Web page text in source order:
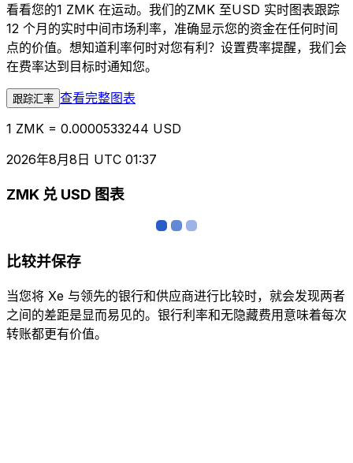
看看您的1 ZMK 在运动。我们的ZMK 至USD 实时图表跟踪
12 个月的实时中间市场利率，准确显示您的资金在任何时间
点的价值。想知道利率何时对您有利？设置费率提醒，我们会
在费率达到目标时通知您。
跟踪汇率 查看完整图表
1 ZMK = 0.0000533244 USD
2026年8月8日 UTC 01:37
ZMK 兑 USD 图表
比较并保存
当您将 Xe 与领先的银行和供应商进行比较时，就会发现两者
之间的差距是显而易见的。银行利率和无隐藏费用意味着每次
转账都更有价值。